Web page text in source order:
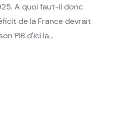
A quoi faut-il donc
de la France devrait
PIB d'ici la...